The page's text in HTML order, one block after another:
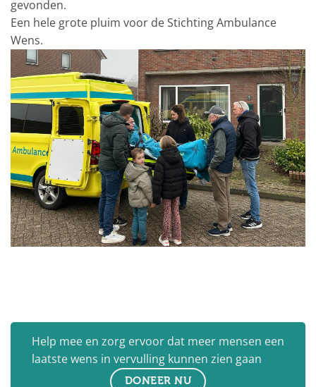
gevonden.
Een hele grote pluim voor de Stichting Ambulance
Wens.
Help mee en zorg ervoor dat meer mensen een
laatste wens in vervulling kunnen zien gaan
DONEER NU